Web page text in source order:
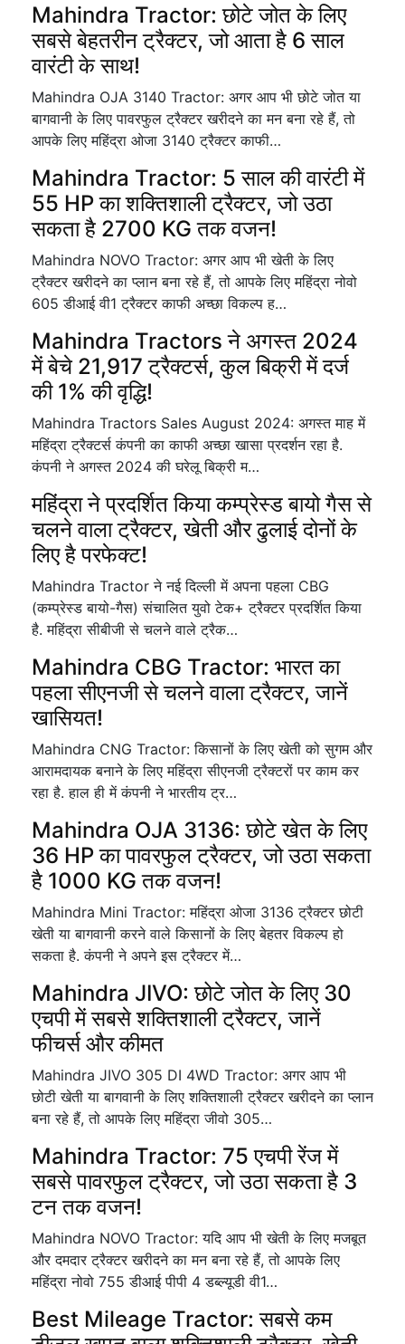
Mahindra Tractor: छोटे जोत के लिए
सबसे बेहतरीन ट्रैक्टर, जो आता है 6 साल
वारंटी के साथ!
Mahindra OJA 3140 Tractor: अगर आप भी छोटे जोत या
बागवानी के लिए पावरफुल ट्रैक्टर खरीदने का मन बना रहे हैं, तो
आपके लिए महिंद्रा ओजा 3140 ट्रैक्टर काफी…
Mahindra Tractor: 5 साल की वारंटी में
55 HP का शक्तिशाली ट्रैक्टर, जो उठा
सकता है 2700 KG तक वजन!
Mahindra NOVO Tractor: अगर आप भी खेती के लिए
ट्रैक्टर खरीदने का प्लान बना रहे हैं, तो आपके लिए महिंद्रा नोवो
605 डीआई वी1 ट्रैक्टर काफी अच्छा विकल्प ह…
Mahindra Tractors ने अगस्त 2024
में बेचे 21,917 ट्रैक्टर्स, कुल बिक्री में दर्ज
की 1% की वृद्धि!
Mahindra Tractors Sales August 2024: अगस्त माह में
महिंद्रा ट्रैक्टर्स कंपनी का काफी अच्छा खासा प्रदर्शन रहा है.
कंपनी ने अगस्त 2024 की घरेलू बिक्री म…
महिंद्रा ने प्रदर्शित किया कम्प्रेस्ड बायो गैस से
चलने वाला ट्रैक्टर, खेती और ढुलाई दोनों के
लिए है परफेक्ट!
Mahindra Tractor ने नई दिल्ली में अपना पहला CBG
(कम्प्रेस्ड बायो-गैस) संचालित युवो टेक+ ट्रैक्टर प्रदर्शित किया
है. महिंद्रा सीबीजी से चलने वाले ट्रैक…
Mahindra CBG Tractor: भारत का
पहला सीएनजी से चलने वाला ट्रैक्टर, जानें
खासियत!
Mahindra CNG Tractor: किसानों के लिए खेती को सुगम और
आरामदायक बनाने के लिए महिंद्रा सीएनजी ट्रैक्टरों पर काम कर
रहा है. हाल ही में कंपनी ने भारतीय ट्र…
Mahindra OJA 3136: छोटे खेत के लिए
36 HP का पावरफुल ट्रैक्टर, जो उठा सकता
है 1000 KG तक वजन!
Mahindra Mini Tractor: महिंद्रा ओजा 3136 ट्रैक्टर छोटी
खेती या बागवानी करने वाले किसानों के लिए बेहतर विकल्प हो
सकता है. कंपनी ने अपने इस ट्रैक्टर में…
Mahindra JIVO: छोटे जोत के लिए 30
एचपी में सबसे शक्तिशाली ट्रैक्टर, जानें
फीचर्स और कीमत
Mahindra JIVO 305 DI 4WD Tractor: अगर आप भी
छोटी खेती या बागवानी के लिए शक्तिशाली ट्रैक्टर खरीदने का प्लान
बना रहे हैं, तो आपके लिए महिंद्रा जीवो 305…
Mahindra Tractor: 75 एचपी रेंज में
सबसे पावरफुल ट्रैक्टर, जो उठा सकता है 3
टन तक वजन!
Mahindra NOVO Tractor: यदि आप भी खेती के लिए मजबूत
और दमदार ट्रैक्टर खरीदने का मन बना रहे हैं, तो आपके लिए
महिंद्रा नोवो 755 डीआई पीपी 4 डब्ल्यूडी वी1…
Best Mileage Tractor: सबसे कम